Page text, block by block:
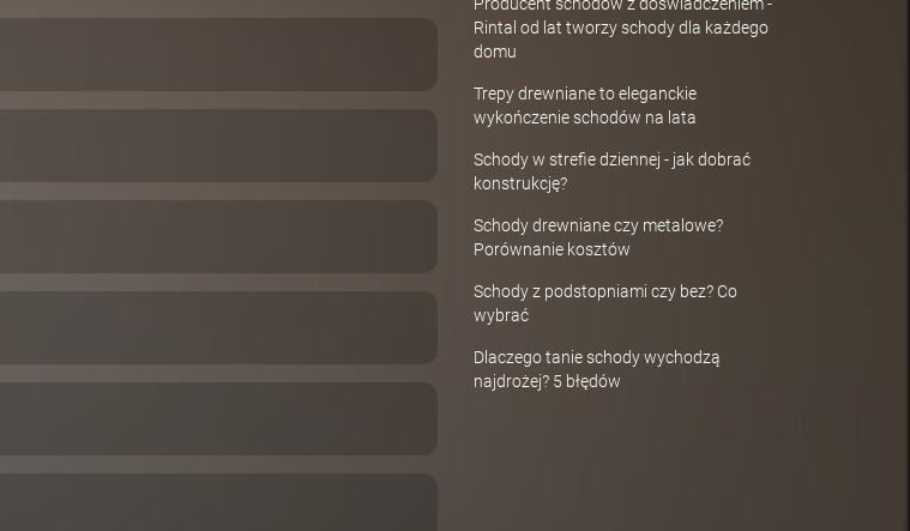
Rintal od lat tworzy schody dla każdego
domu
Trepy drewniane to eleganckie
wykończenie schodów na lata
Schody w strefie dziennej - jak dobrać
konstrukcję?
Schody drewniane czy metalowe?
Porównanie kosztów
Schody z podstopniami czy bez? Co
wybrać
Dlaczego tanie schody wychodzą
najdrożej? 5 błędów